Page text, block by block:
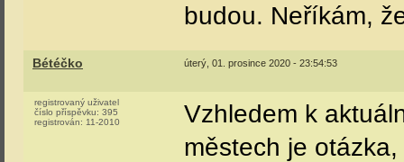
budou. Neříkám,
Bétéčko úterý, 01. prosince 2020 - 23:54:53
registrovaný uživatel
číslo příspěvku: 395
registrován: 11-2010
Vzhledem k
městech je